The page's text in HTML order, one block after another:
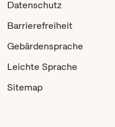
Datenschutz
Barrierefreiheit
Gebärdensprache
Leichte Sprache
Sitemap